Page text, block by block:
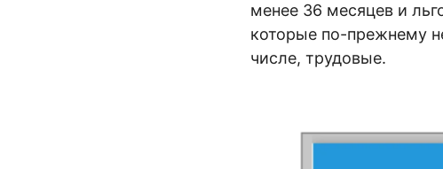
менее 36 месяцев и
которые по-прежнему
числе, трудовые.